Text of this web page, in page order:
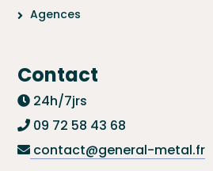
Agences
Contact
24h/7jrs
09 72 58 43 68
contact@general-metal.fr